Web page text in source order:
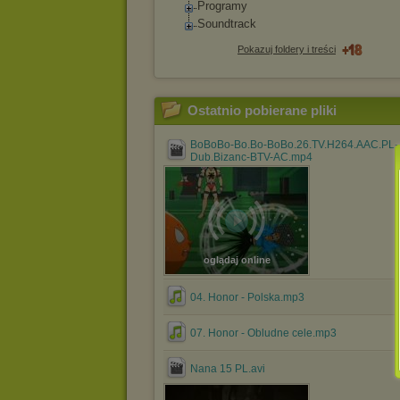
Programy
Soundtrack
Pokazuj foldery i treści
Ostatnio pobierane pliki
BoBoBo-Bo.Bo-BoBo.26.TV.H264.AAC.PL-
Dub.Bizanc-BTV-AC.mp4
oglądaj online
04. Honor - Polska.mp3
07. Honor - Obludne cele.mp3
Nana 15 PL.avi